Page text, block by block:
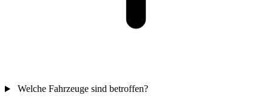
Welche Fahrzeuge sind betroffen?